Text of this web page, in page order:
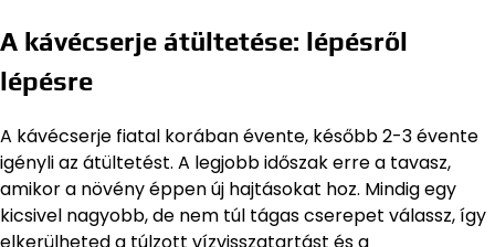
A kávécserje átültetése: lépésről
lépésre
A kávécserje fiatal korában évente, később 2-3 évente
igényli az átültetést. A legjobb időszak erre a tavasz,
amikor a növény éppen új hajtásokat hoz. Mindig egy
kicsivel nagyobb, de nem túl tágas cserepet válassz, így
elkerülheted a túlzott vízvisszatartást és a